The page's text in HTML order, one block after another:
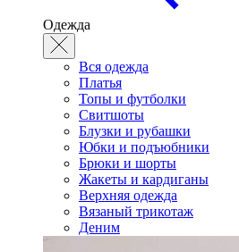
Одежда
Вся одежда
Платья
Топы и футболки
Свитшоты
Блузки и рубашки
Юбки и подъюбники
Брюки и шорты
Жакеты и кардиганы
Верхняя одежда
Вязаный трикотаж
Деним